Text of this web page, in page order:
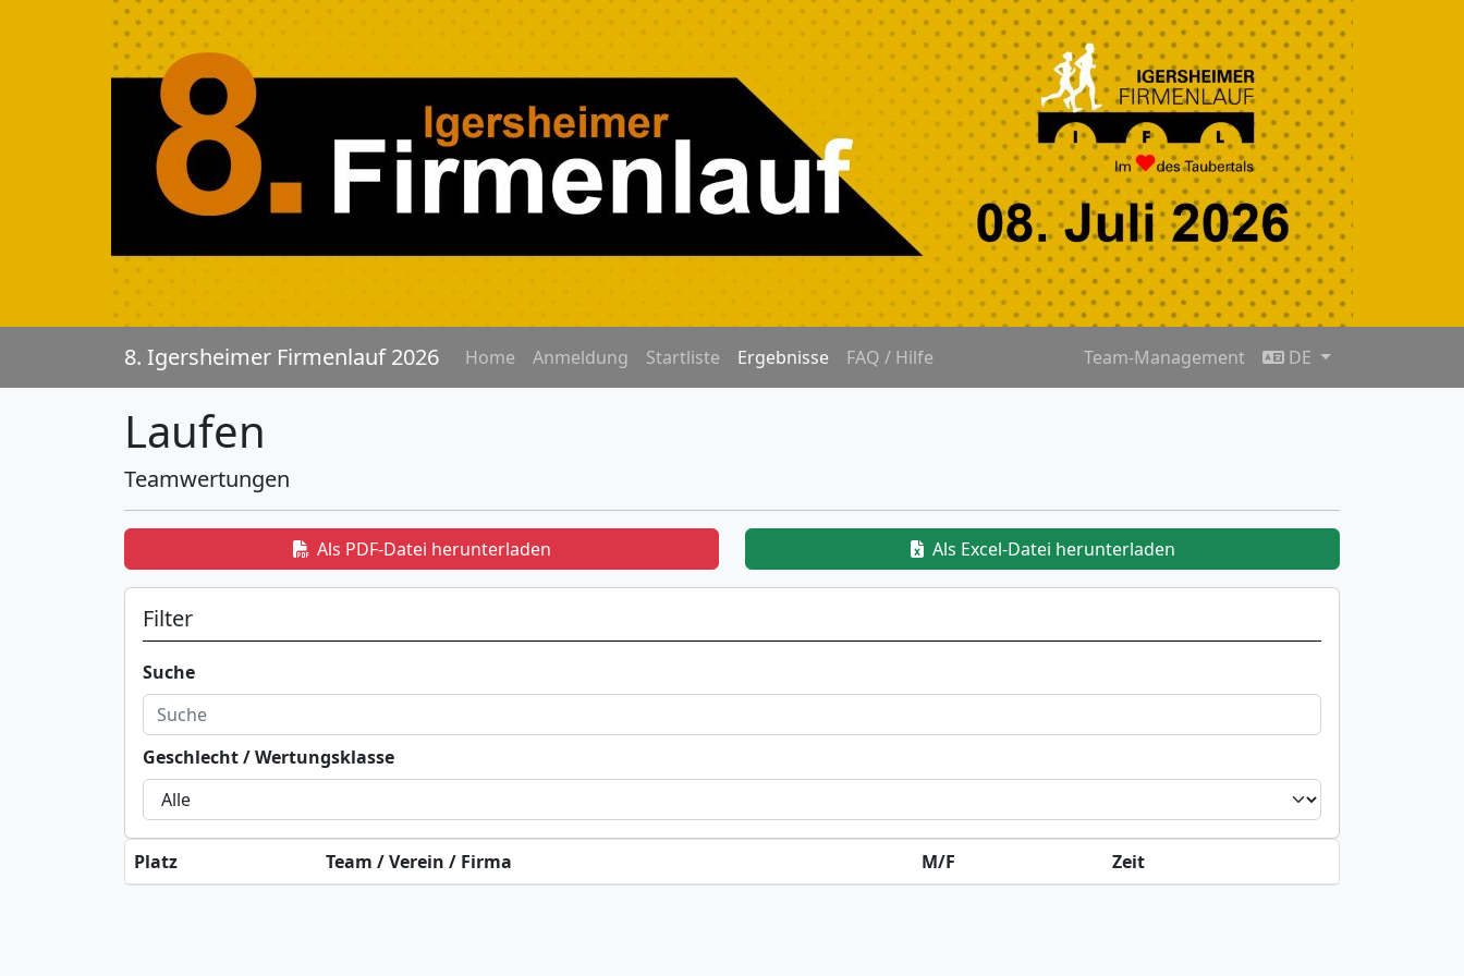
8. Igersheimer Firmenlauf 2026 Home Anmeldung Startliste Ergebnisse FAQ / Hilfe Team-Management DE
Laufen
Teamwertungen
Als PDF-Datei herunterladen Als Excel-Datei herunterladen
Filter
Suche
Geschlecht / Wertungsklasse
Platz Team / Verein / Firma M/F Zeit